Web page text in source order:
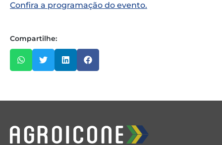
Confira a programação do evento.
Compartilhe: